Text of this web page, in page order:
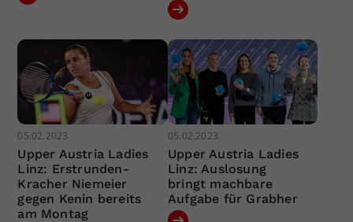
05.02.2023
Upper Austria Ladies
Linz: Erstrunden-
Kracher Niemeier
gegen Kenin bereits
am Montag
05.02.2023
Upper Austria Ladies
Linz: Auslosung
bringt machbare
Aufgabe für Grabher